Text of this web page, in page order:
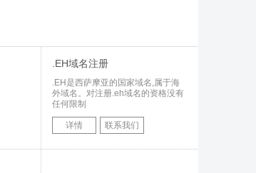
.EH域名注册
.EH是西萨摩亚的国家域名,属于海
外域名。对注册.eh域名的资格没有
任何限制
详情 联系我们